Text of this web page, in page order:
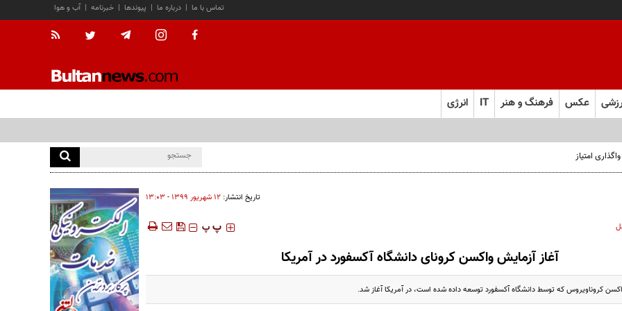
آب و هوا | خبرنامه | پیوندها | درباره ما | تماس با ما
عکس فرهنگ و هنر IT انرژی
تاریخ انتشار: ۱۲ شهريور ۱۳۹۹ - ۱۳:۰۳
‍‍‍ پ پ
آغاز آزمایش واکسن کرونای دانشگاه آکسفورد در آمریکا
کروناویروس که توسط دانشگاه آکسفورد توسعه داده شده است، در آمریکا آغاز شد.